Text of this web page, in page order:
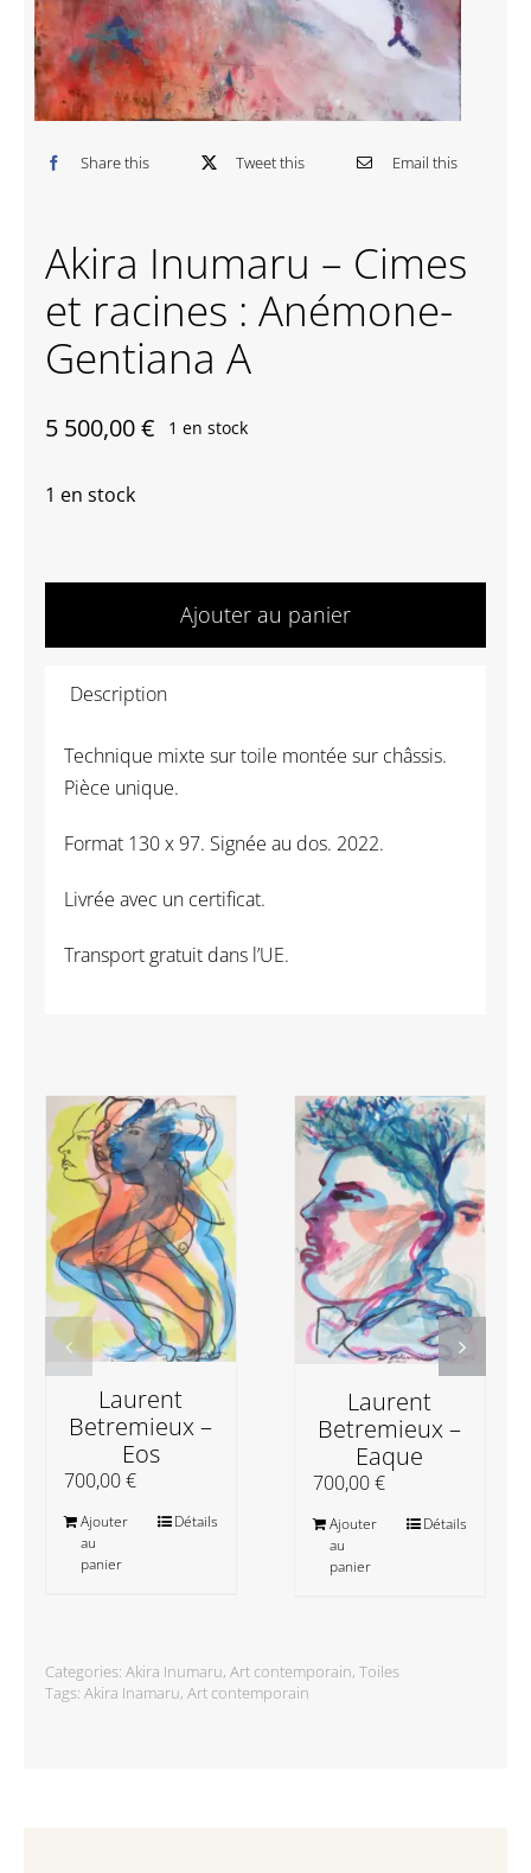
Contactez-nous
Share this Tweet this Email this
Akira Inumaru – Cimes
et racines : Anémone-
Gentiana A
5 500,00€ 1 en stock
1 en stock
de
et
Ajouter au panier
Description
Technique mixte sur toile montée sur châssis.
Pièce unique.
Format 130 x 97. Signée au dos. 2022.
Livrée avec un certificat.
Transport gratuit dans l’UE.
Laurent
Betremieux –
Eos
700,00€
Ajouter
au
panier
Détails
Laurent
Betremieux –
Eaque
700,00€
Ajouter
au
panier
Détails
Categories: Akira Inumaru, Art contemporain, Toiles
Tags: Akira Inamaru, Art contemporain